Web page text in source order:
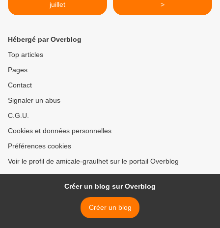
juillet
>
Hébergé par Overblog
Top articles
Pages
Contact
Signaler un abus
C.G.U.
Cookies et données personnelles
Préférences cookies
Voir le profil de amicale-graulhet sur le portail Overblog
Créer un blog sur Overblog
Créer un blog